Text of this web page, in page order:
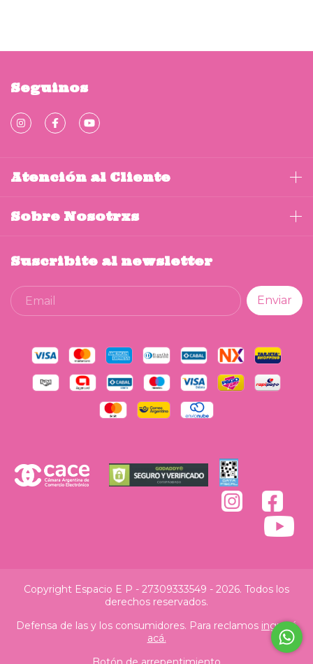
Seguinos
Atención al Cliente
Sobre Nosotrxs
Suscribite al newsletter
Copyright Espacio E P - 27309333549 - 2026. Todos los
derechos reservados.
Defensa de las y los consumidores. Para reclamos ingresá
acá.